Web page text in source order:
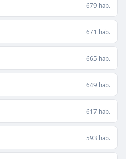
679 hab.
671 hab.
665 hab.
649 hab.
617 hab.
593 hab.